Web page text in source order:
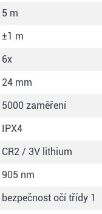
5 m
±1 m
6x
24 mm
5000 zaměření
IPX4
CR2 / 3V lithium
905 nm
bezpečnost očí třídy 1